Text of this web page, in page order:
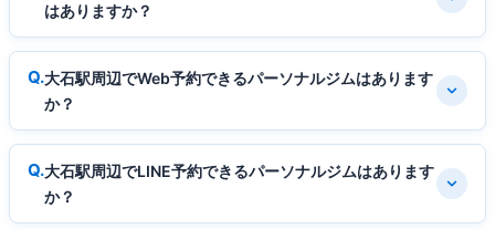
はありますか？
大石駅周辺でWeb予約できるパーソナルジムはあります
か？
大石駅周辺でLINE予約できるパーソナルジムはあります
か？